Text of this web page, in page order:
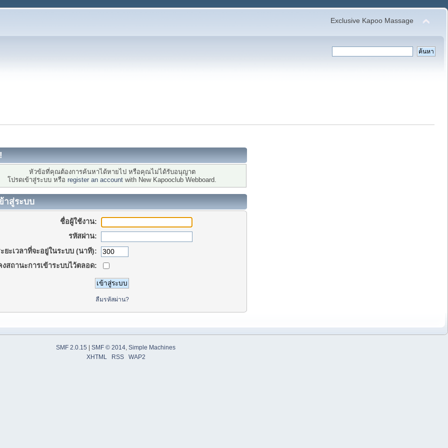
Exclusive Kapoo Massage
หัวข้อที่คุณต้องการค้นหาได้หายไป หรือคุณไม่ได้รับอนุญาต
โปรดเข้าสู่ระบบ หรือ register an account with New Kapooclub Webboard.
าสู่ระบบ
ชื่อผู้ใช้งาน:
รหัสผ่าน:
ยะเวลาที่จะอยู่ในระบบ (นาที):
งสถานะการเข้าระบบไว้ตลอด:
ลืมรหัสผ่าน?
SMF 2.0.15 SMF © 2014 Simple Machines
XHTML
RSS WAP2